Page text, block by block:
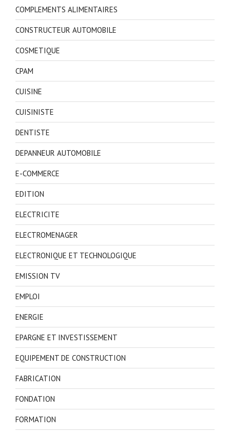
COMPLEMENTS ALIMENTAIRES
CONSTRUCTEUR AUTOMOBILE
COSMETIQUE
CPAM
CUISINE
CUISINISTE
DENTISTE
DEPANNEUR AUTOMOBILE
E-COMMERCE
EDITION
ELECTRICITE
ELECTROMENAGER
ELECTRONIQUE ET TECHNOLOGIQUE
EMISSION TV
EMPLOI
ENERGIE
EPARGNE ET INVESTISSEMENT
EQUIPEMENT DE CONSTRUCTION
FABRICATION
FONDATION
FORMATION